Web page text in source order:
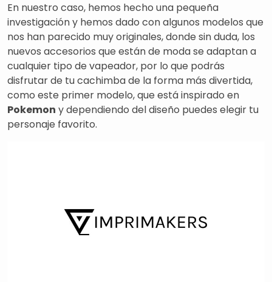
En nuestro caso, hemos hecho una pequeña
investigación y hemos dado con algunos modelos que
nos han parecido muy originales, donde sin duda, los
nuevos accesorios que están de moda se adaptan a
cualquier tipo de vapeador, por lo que podrás
disfrutar de tu cachimba de la forma más divertida,
como este primer modelo, que está inspirado en
Pokemon y dependiendo del diseño puedes elegir tu
personaje favorito.